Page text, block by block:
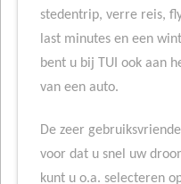
stedentrip, verre reis,
last minutes en een
bent u bij TUI ook aan
van een auto.
De zeer
voor dat u snel uw
kunt u o.a. selecteren